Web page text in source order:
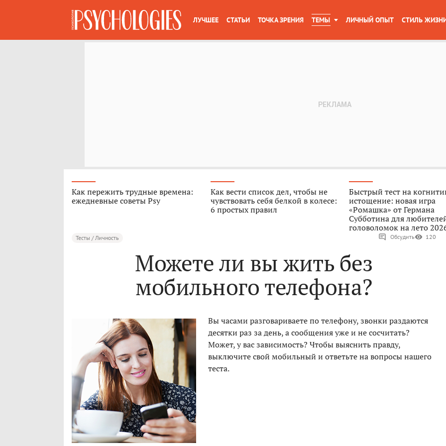
ЛУЧШЕЕ СТАТЬИ ТОЧКА ЗРЕНИЯ ТЕМЫ ЛИЧНЫЙ ОПЫТ СТИЛЬ
Как пережить трудные времена:
ежедневные советы Psy
Как вести список дел, чтобы не
чувствовать себя белкой в колесе:
6 простых правил
Быстрый тест на
истощение: новая игра
«Ромашка» от Германа
Субботина для
головоломок на лето
Тесты / Личность Обсудить 120
Можете ли вы жить без
мобильного телефона?
Вы часами разговариваете по телефону, звонки раздаются
десятки раз за день, а сообщения уже и не сосчитать?
Может, у вас зависимость? Чтобы выяснить правду,
выключите свой мобильный и ответьте на вопросы нашего
теста.